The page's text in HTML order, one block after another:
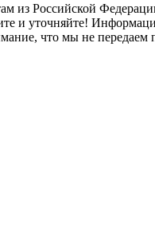
из Российской
и уточняйте!
что мы не